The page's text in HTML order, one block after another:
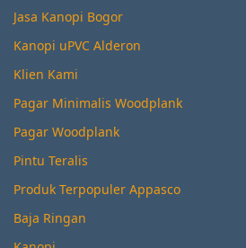
Jasa Kanopi Bogor
Kanopi uPVC Alderon
Klien Kami
Pagar Minimalis Woodplank
Pagar Woodplank
Pintu Teralis
Produk Terpopuler Appasco
Baja Ringan